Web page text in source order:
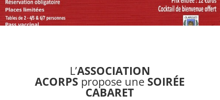
L’ASSOCIATION
ACORPS propose une SOIRÉE
CABARET